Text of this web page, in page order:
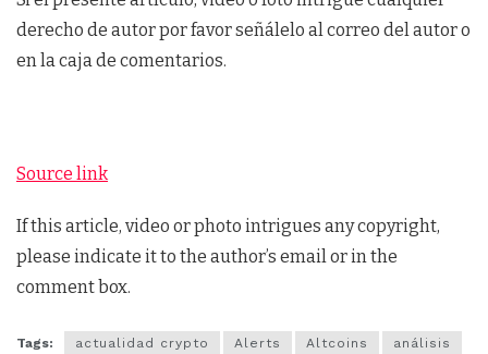
derecho de autor por favor señálelo al correo del autor o
en la caja de comentarios.
Source link
If this article, video or photo intrigues any copyright,
please indicate it to the author’s email or in the
comment box.
Tags: actualidad crypto Alerts Altcoins
análisis